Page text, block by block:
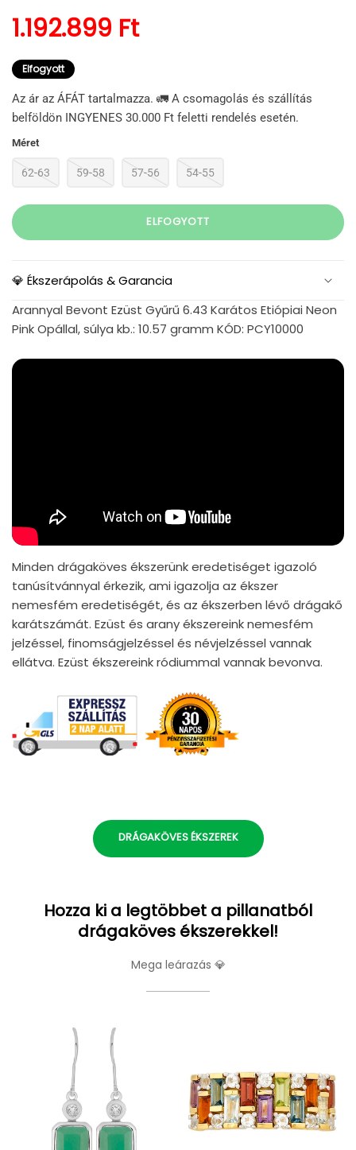
Normál ár
1.192.899 Ft
Elfogyott
Az ár az ÁFÁT tartalmazza. 🚛 A csomagolás és szállítás
belföldön INGYENES 30.000 Ft feletti rendelés esetén.
Méret
62-63 59-58 57-56 54-55
ELFOGYOTT
💎 Ékszerápolás & Garancia
Arannyal Bevont Ezüst Gyűrű 6.43 Karátos Etiópiai Neon
Pink Opállal, súlya kb.: 10.57 gramm KÓD: PCY10000
Minden drágaköves ékszerünk eredetiséget igazoló
tanúsítvánnyal érkezik, ami igazolja az ékszer
nemesfém eredetiségét, és az ékszerben lévő drágakő
karátszámát. Ezüst és arany ékszereink nemesfém
jelzéssel, finomságjelzéssel és névjelzéssel vannak
ellátva. Ezüst ékszereink ródiummal vannak bevonva.
DRÁGAKÖVES ÉKSZEREK
Hozza ki a legtöbbet a pillanatból
drágaköves ékszerekkel!
Mega leárazás 💎